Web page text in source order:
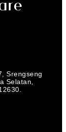
Srengseng
Selatan,